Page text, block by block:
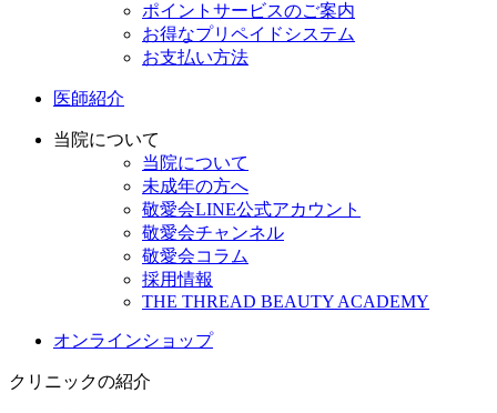
ポイントサービスのご案内
お得なプリペイドシステム
お支払い方法
医師紹介
当院について
当院について
未成年の方へ
敬愛会LINE公式アカウント
敬愛会チャンネル
敬愛会コラム
採用情報
THE THREAD BEAUTY ACADEMY
オンラインショップ
クリニックの紹介